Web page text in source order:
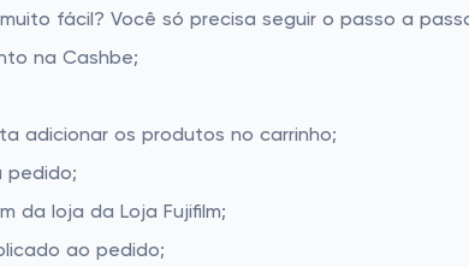
fácil? Você só precisa seguir o passo a
na Cashbe;
adicionar os produtos no carrinho;
pedido;
da loja da Loja Fujifilm;
ao pedido;